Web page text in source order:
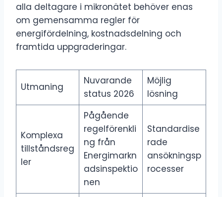
alla deltagare i mikronätet behöver enas
om gemensamma regler för
energifördelning, kostnadsdelning och
framtida uppgraderingar.
Utmaning
Nuvarande
status 2026
Möjlig
lösning
Komplexa
tillståndsreg
ler
Pågående
regelförenkli
ng från
Energimarkn
adsinspektio
nen
Standardise
rade
ansökningsp
rocesser